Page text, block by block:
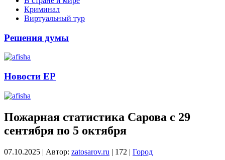
Криминал
Виртуальный тур
Решения думы
Новости ЕР
Пожарная статистика Сарова с 29
сентября по 5 октября
07.10.2025 | Автор: zatosarov.ru | 172 | Город